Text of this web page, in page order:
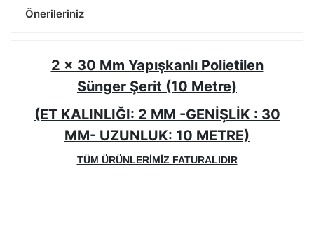
Önerileriniz
2 x 30 Mm Yapışkanlı Polietilen
Sünger Şerit (10 Metre)
(ET KALINLIĞI: 2 MM -GENİŞLİK : 30
MM- UZUNLUK: 10 METRE)
TÜM ÜRÜNLERİMİZ FATURALIDIR